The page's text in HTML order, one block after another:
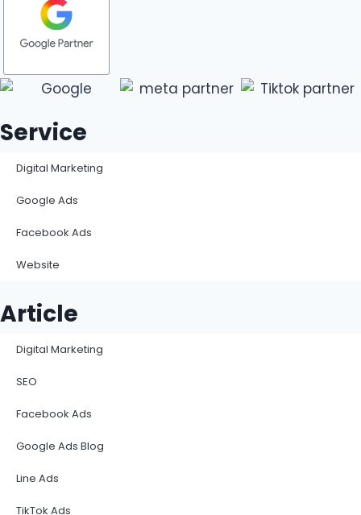
Service
Digital Marketing
Google Ads
Facebook Ads
Website
Article
Digital Marketing
SEO
Facebook Ads
Google Ads Blog
Line Ads
TikTok Ads